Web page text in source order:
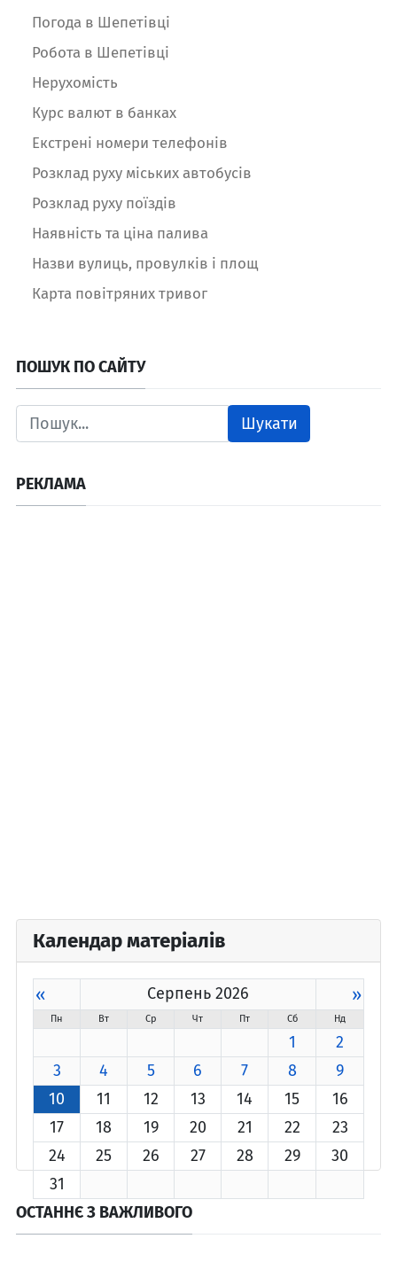
Погода в Шепетівці
Робота в Шепетівці
Нерухомість
Курс валют в банках
Екстрені номери телефонів
Розклад руху міських автобусів
Розклад руху поїздів
Наявність та ціна палива
Назви вулиць, провулків і площ
Карта повітряних тривог
ПОШУК ПО САЙТУ
Шукати
РЕКЛАМА
Календар матеріалів
« Серпень 2026 »
Пн Вт Ср Чт Пт Сб Нд
1
2
3
4 5 6 7 8
9
10
11 12 13 14 15
16
17
18 19 20 21 22
23
24
25 26 27 28 29
30
31
ОСТАННЄ З ВАЖЛИВОГО